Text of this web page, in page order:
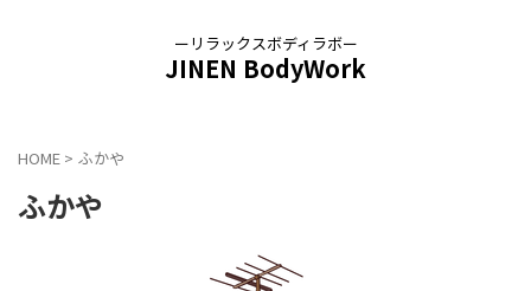
ーリラックスボディラボー
JINEN BodyWork
HOME > ふかや
ふかや